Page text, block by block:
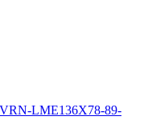
LME136X78-89-